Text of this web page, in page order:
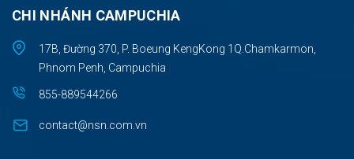
CHI NHÁNH CAMPUCHIA
17B, Đường 370, P. Boeung KengKong 1Q.Chamkarmon,
Phnom Penh, Campuchia
855-889544266
contact@nsn.com.vn